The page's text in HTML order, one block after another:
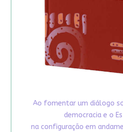
Ao fomentar um diálogo
democracia e o
na configuração em